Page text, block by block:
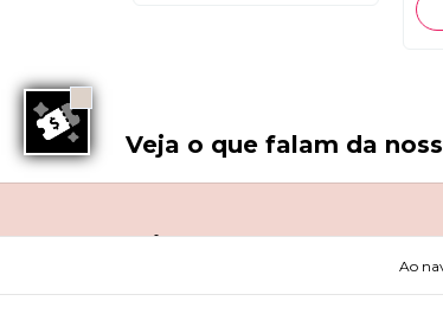
Ao
Veja o que falam da
Siga-nos